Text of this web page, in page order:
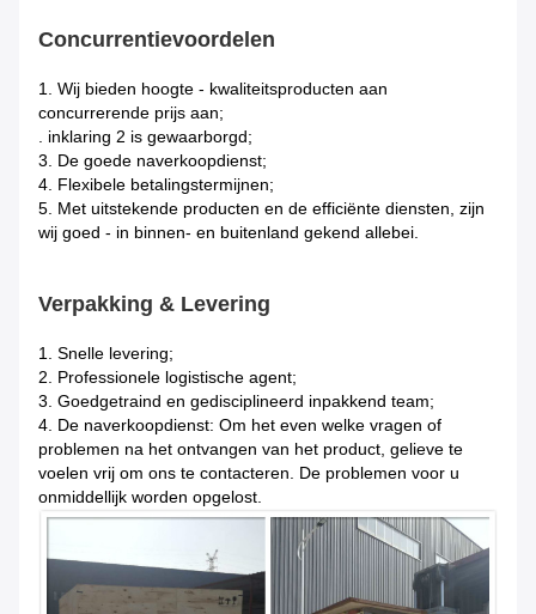
Concurrentievoordelen
1. Wij bieden hoogte - kwaliteitsproducten aan
concurrerende prijs aan;
. inklaring 2 is gewaarborgd;
3. De goede naverkoopdienst;
4. Flexibele betalingstermijnen;
5. Met uitstekende producten en de efficiënte diensten, zijn
wij goed - in binnen- en buitenland gekend allebei.
Verpakking & Levering
1. Snelle levering;
2. Professionele logistische agent;
3. Goedgetraind en gedisciplineerd inpakkend team;
4. De naverkoopdienst: Om het even welke vragen of
problemen na het ontvangen van het product, gelieve te
voelen vrij om ons te contacteren. De problemen voor u
onmiddellijk worden opgelost.